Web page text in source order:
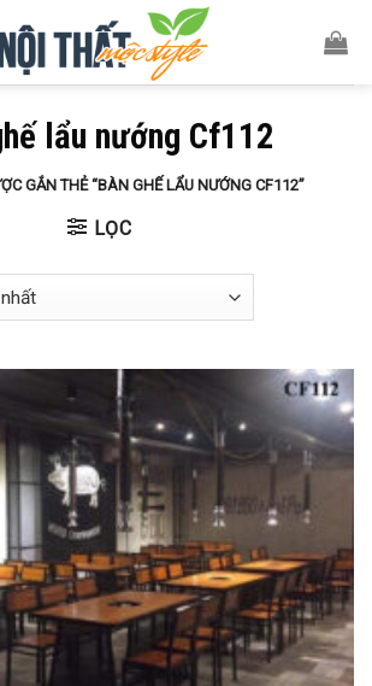
lẩu nướng Cf112
GẮN THẺ “BÀN GHẾ LẨU NƯỚNG CF112”
LỌC